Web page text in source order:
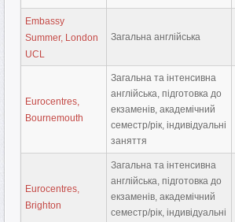
Embassy
Summer, London
UCL
Загальна англійська
Eurocentres,
Bournemouth
Загальна та інтенсивна
англійська, підготовка до
екзаменів, академічний
семестр/рік, індивідуальні
заняття
Eurocentres,
Brighton
Загальна та інтенсивна
англійська, підготовка до
екзаменів, академічний
семестр/рік, індивідуальні